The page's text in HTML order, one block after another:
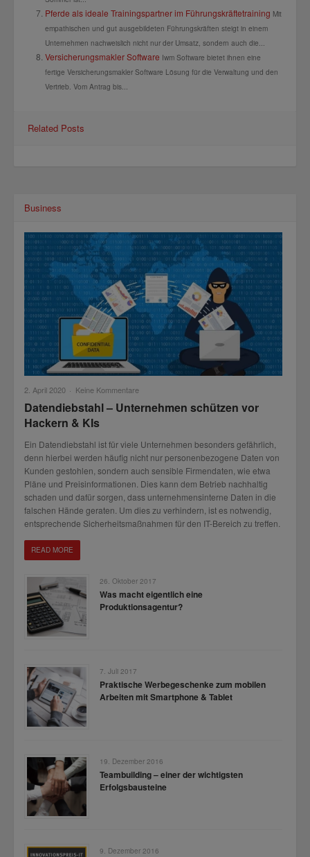
Pferde als ideale Trainingspartner im Führungskräftetraining Mit
empathischen und gut ausgebildeten Führungskräften steigt in einem
Unternehmen nachweislich nicht nur der Umsatz, sondern auch die...
Versicherungsmakler Software Iwm Software bietet ihnen eine
fertige Versicherungsmakler Software Lösung für die Verwaltung und den
Vertrieb. Vom Antrag bis...
Related Posts
Business
2. April 2020 · Keine Kommentare
Datendiebstahl – Unternehmen schützen vor
Hackern & KIs
Ein Datendiebstahl ist für viele Unternehmen besonders gefährlich,
denn hierbei werden häufig nicht nur personenbezogene Daten von
Kunden gestohlen, sondern auch sensible Firmendaten, wie etwa
Pläne und Preisinformationen. Dies kann dem Betrieb nachhaltig
schaden und dafür sorgen, dass unternehmensinterne Daten in die
falschen Hände geraten. Um dies zu verhindern, ist es notwendig,
entsprechende Sicherheitsmaßnahmen für den IT-Bereich zu treffen.
READ MORE
26. Oktober 2017
Was macht eigentlich eine
Produktionsagentur?
7. Juli 2017
Praktische Werbegeschenke zum mobilen
Arbeiten mit Smartphone & Tablet
19. Dezember 2016
Teambuilding – einer der wichtigsten
Erfolgsbausteine
9. Dezember 2016